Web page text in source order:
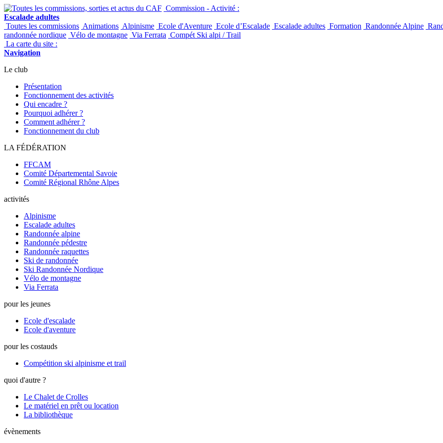
Commission - Activité :
Escalade adultes
Toutes les commissions Animations Alpinisme Ecole d'Aventure Ecole d’Escalade Escalade adultes Formation Randonnée Alpine
randonnée nordique Vélo de montagne Via Ferrata Compét Ski alpi / Trail
La carte du site :
Navigation
Le club
Présentation
Fonctionnement des activités
Qui encadre ?
Pourquoi adhérer ?
Comment adhérer ?
Fonctionnement du club
LA FÉDÉRATION
FFCAM
Comité Départemental Savoie
Comité Régional Rhône Alpes
activités
Alpinisme
Escalade adultes
Randonnée alpine
Randonnée pédestre
Randonnée raquettes
Ski de randonnée
Ski Randonnée Nordique
Vélo de montagne
Via Ferrata
pour les jeunes
Ecole d'escalade
Ecole d'aventure
pour les costauds
Compétition ski alpinisme et trail
quoi d'autre ?
Le Chalet de Crolles
Le matériel en prêt ou location
La bibliothèque
évènements